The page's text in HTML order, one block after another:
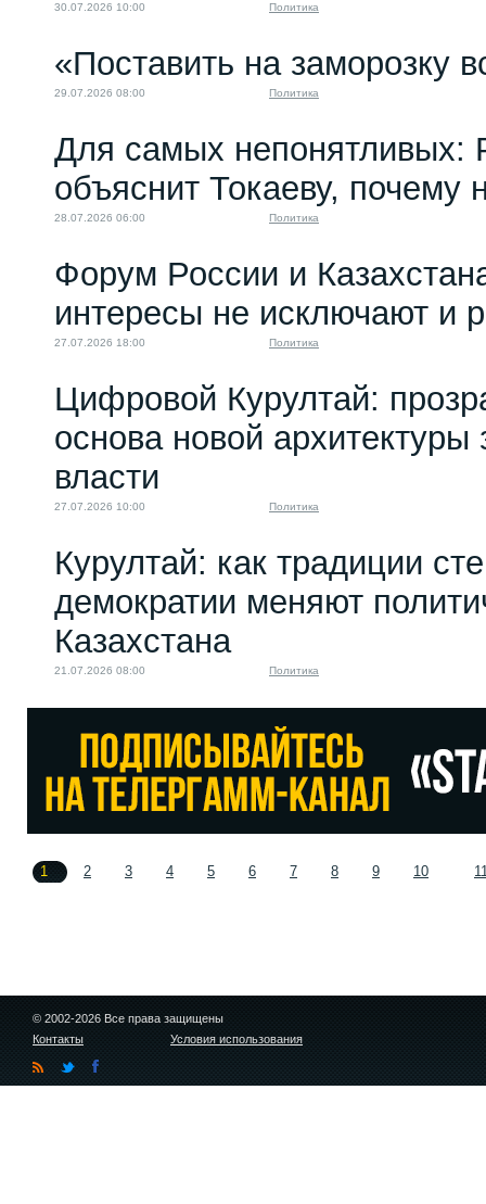
30.07.2026 10:00 Политика
«Поставить на заморозку
29.07.2026 08:00 Политика
Для самых непонятливых:
объяснит Токаеву,
28.07.2026 06:00 Политика
Форум России и
интересы не исключают и
27.07.2026 18:00 Политика
Цифровой Курултай:
основа новой архитектуры
власти
27.07.2026 10:00 Политика
Курултай: как традиции
демократии меняют
Казахстана
21.07.2026 08:00 Политика
1 2 3 4 5 6 7 8 9 10
© 2002-2026 Все права защищены
Контакты
Условия использования